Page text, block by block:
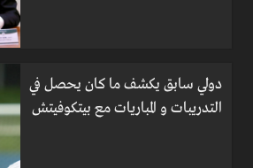
دولي سابق يكشف ما كان يحصل في
التدريبات و المباريات مع بيتكوفيتش